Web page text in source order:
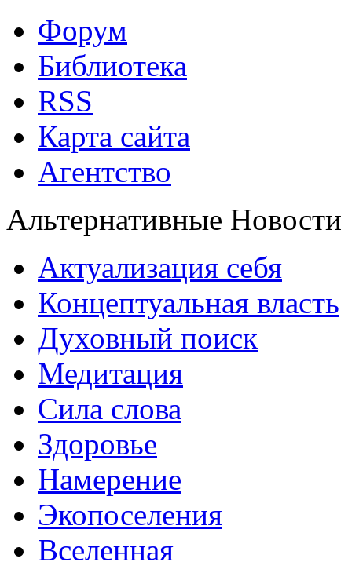
Форум
Библиотека
RSS
Карта сайта
Агентство
Альтернативные Новости
Актуализация себя
Концептуальная власть
Духовный поиск
Медитация
Сила слова
Здоровье
Намерение
Экопоселения
Вселенная